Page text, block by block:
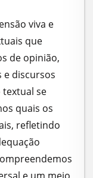
viva e
que
de opinião,
e discursos
se
quais os
refletindo
e um meio